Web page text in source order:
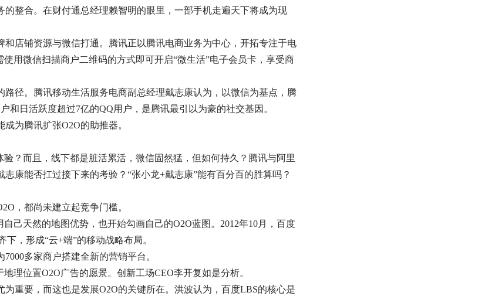
整合。在财付通总经理赖智明的眼里，一部手机走遍天下将成为现
店铺资源与微信打通。腾讯正以腾讯电商业务为中心，开拓专注于电
用微信扫描商户二维码的方式即可开启“微生活”电子会员卡，享受商
径。腾讯移动生活服务电商副总经理戴志康认为，以微信为基点，腾
日活跃度超过7亿的QQ用户，是腾讯最引以为豪的社交基因。
为腾讯扩张O2O的助推器。
？而且，线下都是脏活累活，微信固然猛，但如何持久？腾讯与阿里
康能否扛过接下来的考验？“张小龙+戴志康”能有百分百的胜算吗？
，都尚未建立起竞争门槛。
己天然的地图优势，也开始勾画自己的O2O蓝图。2012年10月，百度
，形成“云+端”的移动战略布局。
多家商户搭建全新的营销平台。
理位置O2O广告的愿景。创新工场CEO李开复如是分析。
重要，而这也是发展O2O的关键所在。洪波认为，百度LBS的核心是